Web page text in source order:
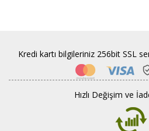
Kalibre
Kredi kartı bilgileriniz 256bit SSL
Hızlı Değişim ve